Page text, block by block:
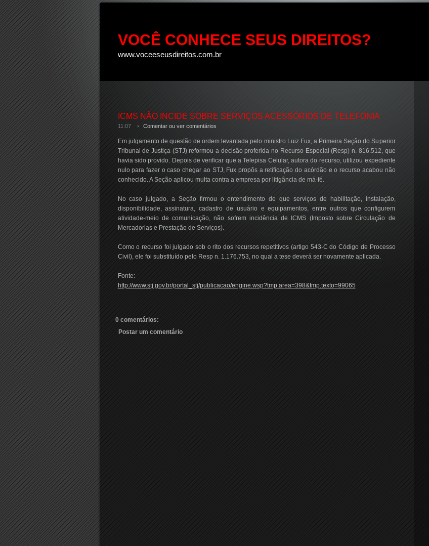
VOCÊ CONHECE SEUS DIREITOS?
www.voceeseusdireitos.com.br
ICMS NÃO INCIDE SOBRE SERVIÇOS ACESSÓRIOS DE TELEFONIA
11:07 Comentar ou ver comentários
Em julgamento de questão de ordem levantada pelo ministro Luiz Fux, a Primeira Seção do Superior
Tribunal de Justiça (STJ) reformou a decisão proferida no Recurso Especial (Resp) n. 816.512, que
havia sido provido. Depois de verificar que a Telepisa Celular, autora do recurso, utilizou expediente
nulo para fazer o caso chegar ao STJ, Fux propôs a retificação do acórdão e o recurso acabou não
conhecido. A Seção aplicou multa contra a empresa por litigância de má-fé.
No caso julgado, a Seção firmou o entendimento de que serviços de habilitação, instalação,
disponibilidade, assinatura, cadastro de usuário e equipamentos, entre outros que configurem
atividade-meio de comunicação, não sofrem incidência de ICMS (Imposto sobre Circulação de
Mercadorias e Prestação de Serviços).
Como o recurso foi julgado sob o rito dos recursos repetitivos (artigo 543-C do Código de Processo
Civil), ele foi substituído pelo Resp n. 1.176.753, no qual a tese deverá ser novamente aplicada.
Fonte:
http://www.stj.gov.br/portal_stj/publicacao/engine.wsp?tmp.area=398&tmp.texto=99065
0 comentários:
Postar um comentário